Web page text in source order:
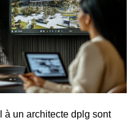
à un architecte dplg sont